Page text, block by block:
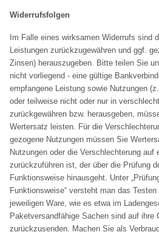
Widerrufsfolgen
Im Falle eines wirksamen Widerrufs sind
Leistungen zurückzugewähren und ggf.
Zinsen) herauszugeben. Bitte teilen Sie
nicht vorliegend - eine gültige
empfangene Leistung sowie Nutzungen
oder teilweise nicht oder nur in
zurückgewähren bzw. herausgeben,
Wertersatz leisten. Für die
gezogene Nutzungen müssen Sie
Nutzungen oder die Verschlechterung auf
zurückzuführen ist, der über die Prüfung
Funktionsweise hinausgeht. Unter
Funktionsweise“ versteht man das
jeweiligen Ware, wie es etwa im
Paketversandfähige Sachen sind auf ihre
zurückzusenden. Machen Sie als